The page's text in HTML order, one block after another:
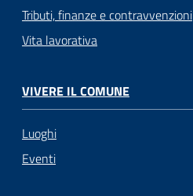
Tributi, finanze e contravvenzioni
Vita lavorativa
VIVERE IL COMUNE
Luoghi
Eventi